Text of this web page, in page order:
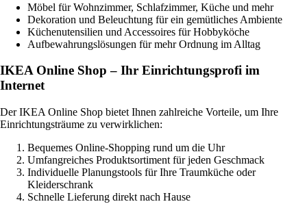
Möbel für Wohnzimmer, Schlafzimmer, Küche und mehr
Dekoration und Beleuchtung für ein gemütliches Ambiente
Küchenutensilien und Accessoires für Hobbyköche
Aufbewahrungslösungen für mehr Ordnung im Alltag
IKEA Online Shop – Ihr Einrichtungsprofi im
Internet
Der IKEA Online Shop bietet Ihnen zahlreiche Vorteile, um Ihre
Einrichtungsträume zu verwirklichen:
Bequemes Online-Shopping rund um die Uhr
Umfangreiches Produktsortiment für jeden Geschmack
Individuelle Planungstools für Ihre Traumküche oder
Kleiderschrank
Schnelle Lieferung direkt nach Hause